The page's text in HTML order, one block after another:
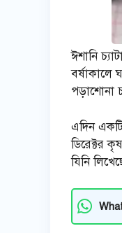
ঈশানি
বর্ষাকালে
পড়াশোনা
এদিন একটি
ডিরেক্টর
যিনি